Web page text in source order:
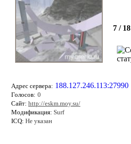
7 / 18
Адрес сервера: 188.127.246.113:27990
Голосов: 0
Сайт: http://eskm.moy.su/
Модификация: Surf
ICQ: Не указан